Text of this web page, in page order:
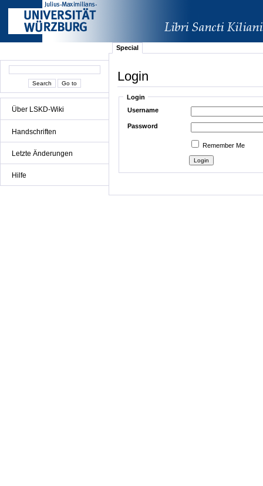
Über LSKD-Wiki
Handschriften
Letzte Änderungen
Hilfe
Special
Login
Login
Username
Password
Remember Me